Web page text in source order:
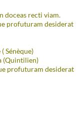
doceas recti viam.
profuturam desiderat
Sénèque)
(Quintilien)
profuturam desiderat